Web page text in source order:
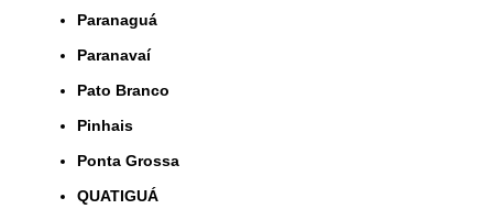
Paranaguá
Paranavaí
Pato Branco
Pinhais
Ponta Grossa
QUATIGUÁ